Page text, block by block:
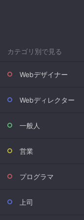
カテゴリ別で見る
Webデザイナー
Webディレクター
一般人
営業
プログラマ
上司